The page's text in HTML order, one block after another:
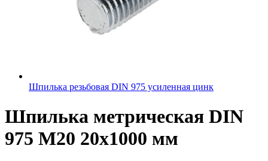
Шпилька резьбовая DIN 975 усиленная цинк
Шпилька метрическая DIN
975 М20 20х1000 мм